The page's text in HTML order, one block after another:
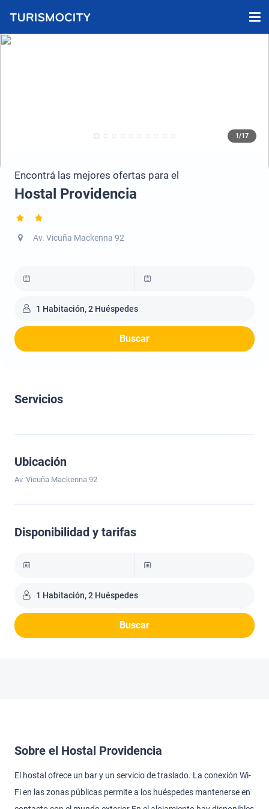
1/17
Encontrá las mejores ofertas para el
Hostal Providencia
Av. Vicuña Mackenna 92
1 Habitación, 2 Huéspedes
Buscar
Servicios
Ubicación
Av. Vicuña Mackenna 92
Disponibilidad y tarifas
1 Habitación, 2 Huéspedes
Buscar
Sobre el Hostal Providencia
El hostal ofrece un bar y un servicio de traslado. La conexión Wi-
Fi en las zonas públicas permite a los huéspedes mantenerse en